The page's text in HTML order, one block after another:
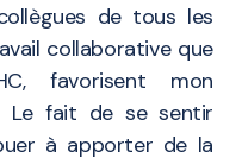
de tous les
collaborative que
favorisent mon
Le fait de se sentir
à apporter de la